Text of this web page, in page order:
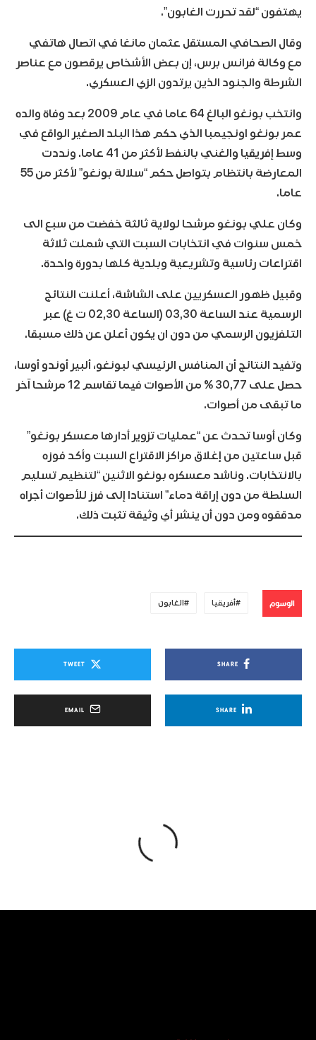
يهتفون “لقد تحررت الغابون”.
وقال الصحافي المستقل عثمان مانغا في اتصال هاتفي
مع وكالة فرانس برس، إن بعض الأشخاص يرقصون مع عناصر
الشرطة والجنود الذين يرتدون الزي العسكري.
وانتخب بونغو البالغ 64 عاما في عام 2009 بعد وفاة والده
عمر بونغو اونجيمبا الذي حكم هذا البلد الصغير الواقع في
وسط إفريقيا والغني بالنفط لأكثر من 41 عاما. ونددت
المعارضة بانتظام بتواصل حكم “سلالة بونغو” لأكثر من 55
عاما.
وكان علي بونغو مرشحا لولاية ثالثة خفضت من سبع الى
خمس سنوات في انتخابات السبت التي شملت ثلاثة
اقتراعات رئاسية وتشريعية وبلدية كلها بدورة واحدة.
وقبيل ظهور العسكريين على الشاشة، أعلنت النتائج
الرسمية عند الساعة 03,30 (الساعة 02,30 ت غ) عبر
التلفزيون الرسمي من دون ان يكون أعلن عن ذلك مسبقا.
وتفيد النتائج أن المنافس الرئيسي لبونغو، ألبير أوندو أوسا،
حصل على 30,77 % من الأصوات فيما تقاسم 12 مرشحا آخر
ما تبقى من أصوات.
وكان أوسا تحدث عن “عمليات تزوير أدارها معسكر بونغو”
قبل ساعتين من إغلاق مراكز الاقتراع السبت وأكد فوزه
بالانتخابات. وناشد معسكره بونغو الاثنين “لتنظيم تسليم
السلطة من دون إراقة دماء” استنادا إلى فرز للأصوات أجراه
مدققوه ومن دون أن ينشر أي وثيقة تثبت ذلك.
الوسوم أفريقيا الغابون
SHARE
TWEET
SHARE
EMAIL